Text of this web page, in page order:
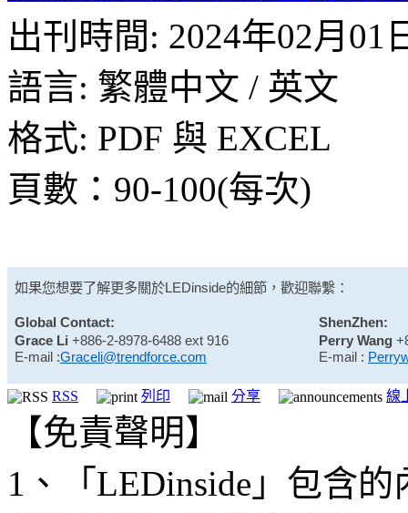
出刊時間: 2024年02月01
語言: 繁體中文 / 英文
格式: PDF 與 EXCEL
頁數：90-100(每次)
如果您想要了解更多關於LEDinside的細節，歡迎聯繫：
Global Contact:
ShenZhen:
Grace Li +886-2-8978-6488 ext 916
E-mail :Graceli@trendforce.com
Perry Wang
E-mail :
RSS 列印 分享 線
【免責聲明】
1、「LEDinside」包含